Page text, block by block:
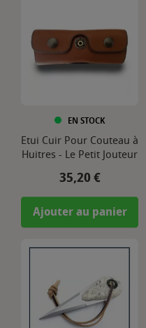
EN STOCK
Etui Cuir Pour Couteau à
Huitres - Le Petit Jouteur
Prix
35,20 €
Ajouter au panier